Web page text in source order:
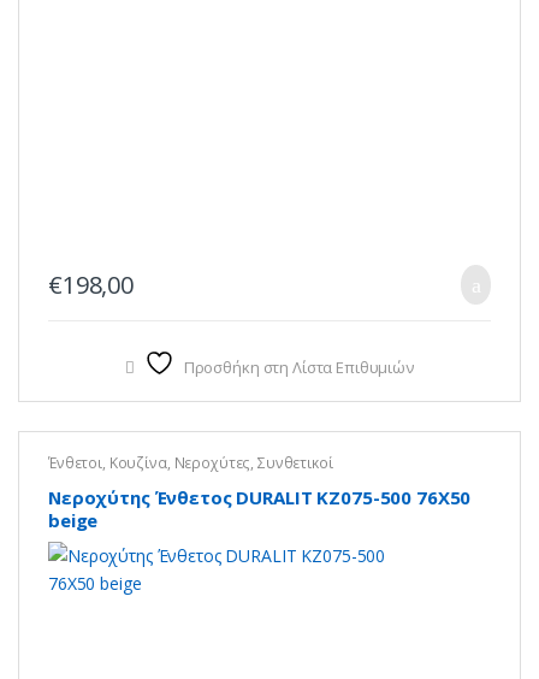
€198,00
Προσθήκη στη Λίστα Επιθυμιών
Ένθετοι, Κουζίνα, Νεροχύτες, Συνθετικοί
Νεροχύτης Ένθετος DURALIT KZ075-500 76X50
beige